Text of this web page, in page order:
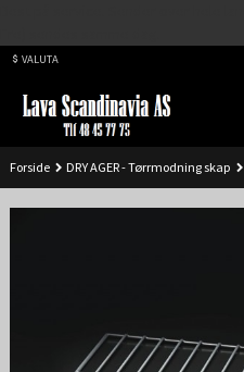
VALUTA
Forside DRY AGER - Tørrmodning skap